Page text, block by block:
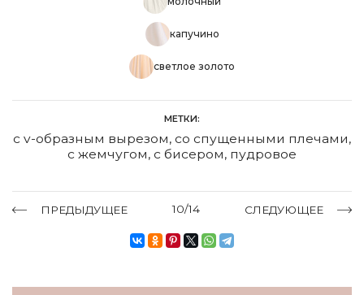
капучино
светлое золото
МЕТКИ:
с v-образным вырезом, со спущенными плечами,
с жемчугом, с бисером, пудровое
ПРЕДЫДУЩЕЕ 10/14 СЛЕДУЮЩЕЕ